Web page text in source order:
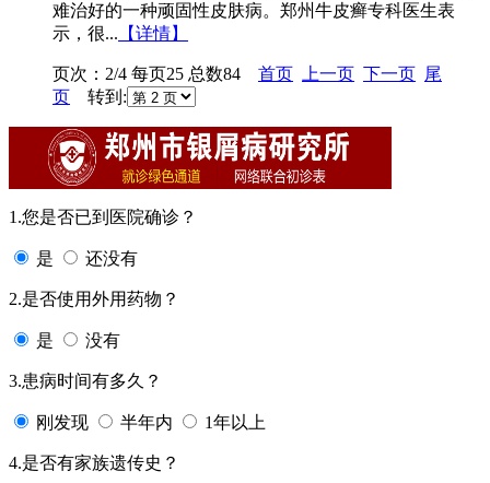
难治好的一种顽固性皮肤病。郑州牛皮癣专科医生表
示，很... 【详情】
页次：2/4 每页25 总数84 首页 上一页 下一页
尾
页
转到:
1.您是否已到医院确诊？
是 还没有
2.是否使用外用药物？
是 没有
3.患病时间有多久？
刚发现 半年内 1年以上
4.是否有家族遗传史？